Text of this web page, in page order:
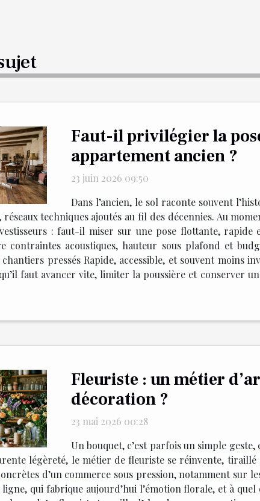
Faut-il privilégier la
appartement ancien ?
23 juin 2026 09:50
Dans l’ancien, le sol raconte souvent
techniques ajoutés au fil des décennies. Au
: faut-il miser sur une pose flottante,
contraintes acoustiques, hauteur sous plafond et
pressés Rapide, accessible, et souvent moins
faut avancer vite, limiter la poussière et conserver
Fleuriste : un métier
décoration ?
23 mai 2026 00:28
Un bouquet, c’est parfois un simple
légèreté, le métier de fleuriste se réinvente,
d’un commerce sous pression, notamment sur
qui fabrique aujourd’hui l’émotion florale, et à